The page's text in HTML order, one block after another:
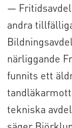
—
andra
närliggande
funnits ett
tekniska